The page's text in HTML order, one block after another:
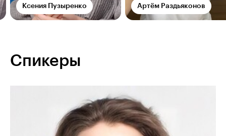
Ксения Пузыренко Артём Раздьяконов
Спикеры